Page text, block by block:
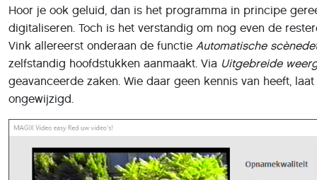
Vink allereerst onderaan de functieAutomatische
zelfstandig hoofdstukken aanmaakt. ViaUitgebreide
geavanceerde zaken. Wie daar geen kennis van heeft,
ongewijzigd.